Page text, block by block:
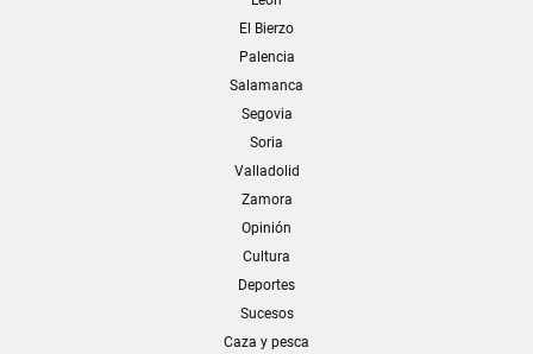
El Bierzo
Palencia
Salamanca
Segovia
Soria
Valladolid
Zamora
Opinión
Cultura
Deportes
Sucesos
Caza y pesca